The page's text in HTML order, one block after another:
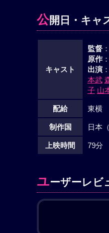
公開日・キャ
キャスト
監督：
原作：
出演：
本武
子 山
配給 東横
制作国 日本
上映時間 79分
ユーザーレビ